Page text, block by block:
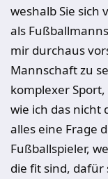
weshalb Sie sich
als
mir durchaus
Mannschaft zu
komplexer
wie ich das nicht
alles eine Frage
Fußballspieler,
die fit sind, dafür